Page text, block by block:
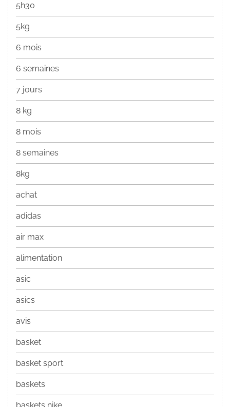
5h30
5kg
6 mois
6 semaines
7 jours
8 kg
8 mois
8 semaines
8kg
achat
adidas
air max
alimentation
asic
asics
avis
basket
basket sport
baskets